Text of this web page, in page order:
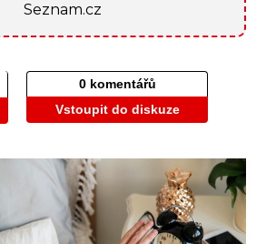
Seznam.cz
0 komentářů
Vstoupit do diskuze